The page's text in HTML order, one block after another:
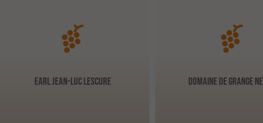
Earl Jean-Luc Lescure Domaine de Grange